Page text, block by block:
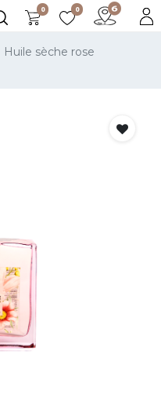
0 0
Huile sèche rose